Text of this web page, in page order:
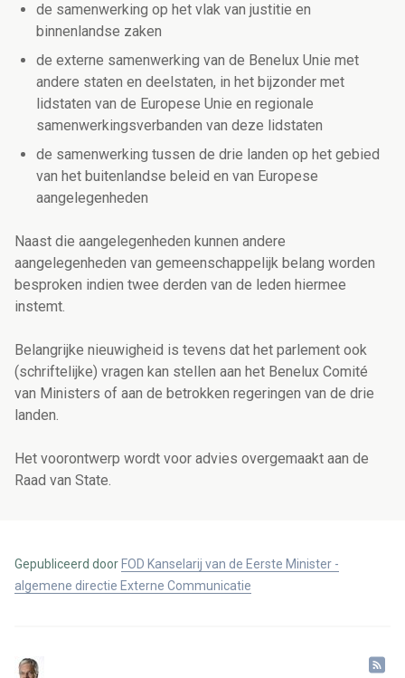
de samenwerking op het vlak van justitie en
binnenlandse zaken
de externe samenwerking van de Benelux Unie met
andere staten en deelstaten, in het bijzonder met
lidstaten van de Europese Unie en regionale
samenwerkingsverbanden van deze lidstaten
de samenwerking tussen de drie landen op het gebied
van het buitenlandse beleid en van Europese
aangelegenheden
Naast die aangelegenheden kunnen andere
aangelegenheden van gemeenschappelijk belang worden
besproken indien twee derden van de leden hiermee
instemt.
Belangrijke nieuwigheid is tevens dat het parlement ook
(schriftelijke) vragen kan stellen aan het Benelux Comité
van Ministers of aan de betrokken regeringen van de drie
landen.
Het voorontwerp wordt voor advies overgemaakt aan de
Raad van State.
Gepubliceerd door FOD Kanselarij van de Eerste Minister -
algemene directie Externe Communicatie